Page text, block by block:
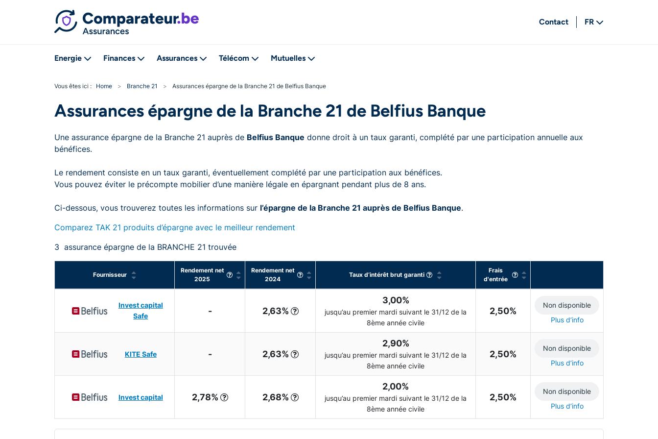
Contact
FR
Energie Finances Assurances Télécom Mutuelles
Vous êtes ici : Home > Branche 21 > Assurances épargne de la Branche 21 de Belfius Banque
Assurances épargne de la Branche 21 de Belfius Banque
Une assurance épargne de la Branche 21 auprès de Belfius Banque donne droit à un taux garanti, complété par une participation annuelle aux
bénéfices.
Le rendement consiste en un taux garanti, éventuellement complété par une participation aux bénéfices.
Vous pouvez éviter le précompte mobilier d’une manière légale en épargnant pendant plus de 8 ans.
Ci-dessous, vous trouverez toutes les informations sur l’épargne de la Branche 21 auprès de Belfius Banque.
Comparez TAK 21 produits d’épargne avec le meilleur rendement
3 assurance épargne de la BRANCHE 21 trouvée
Fournisseur
Rendement net
2025
Rendement net
2024
Taux d’intérêt brut garanti
Frais
d'entrée
Invest capital
Safe
- 2,63%
3,00%
jusqu’au premier mardi suivant le 31/12 de la
8ème année civile
2,50%
Non disponible
Plus d’info
KITE Safe - 2,63%
2,90%
jusqu’au premier mardi suivant le 31/12 de la
8ème année civile
2,50%
Non disponible
Plus d’info
Invest capital 2,78% 2,68%
2,00%
jusqu’au premier mardi suivant le 31/12 de la
8ème année civile
2,50%
Non disponible
Plus d’info